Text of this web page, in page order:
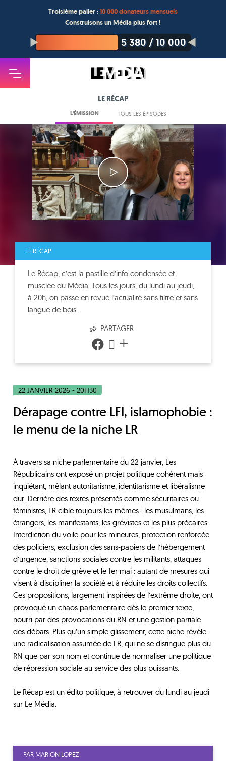
Troisième palier :10 000 donateurs mensuels
Construisons un Média plus fort !
5 380/10 000
LE RÉCAP
L'ÉMISSION TOUS LES ÉPISODES
LE RÉCAP
Le Récap, c’est la pastille d’info condensée et
musclée du Média. Tous les jours, du lundi au jeudi,
à 20h, on passe en revue l’actualité sans filtre et sans
langue de bois.
PARTAGER
+
22 JANVIER 2026 - 20H30
Dérapage contre LFI, islamophobie :
le menu de la niche LR
À travers sa niche parlementaire du 22 janvier, Les
Républicains ont exposé un projet politique cohérent mais
inquiétant, mêlant autoritarisme, identitarisme et libéralisme
dur. Derrière des textes présentés comme sécuritaires ou
féministes, LR cible toujours les mêmes : les musulmans, les
étrangers, les manifestants, les grévistes et les plus précaires.
Interdiction du voile pour les mineures, protection renforcée
des policiers, exclusion des sans-papiers de l’hébergement
d’urgence, sanctions sociales contre les militants, attaques
contre le droit de grève et le 1er mai : autant de mesures qui
visent à discipliner la société et à réduire les droits collectifs.
Ces propositions, largement inspirées de l’extrême droite, ont
provoqué un chaos parlementaire dès le premier texte,
nourri par des provocations du RN et une gestion partiale
des débats. Plus qu’un simple glissement, cette niche révèle
une radicalisation assumée de LR, qui ne se distingue plus du
RN que par son nom et continue de normaliser une politique
de répression sociale au service des plus puissants.
Le Récap est un édito politique, à retrouver du lundi au jeudi
sur Le Média.
PAR MARION LOPEZ